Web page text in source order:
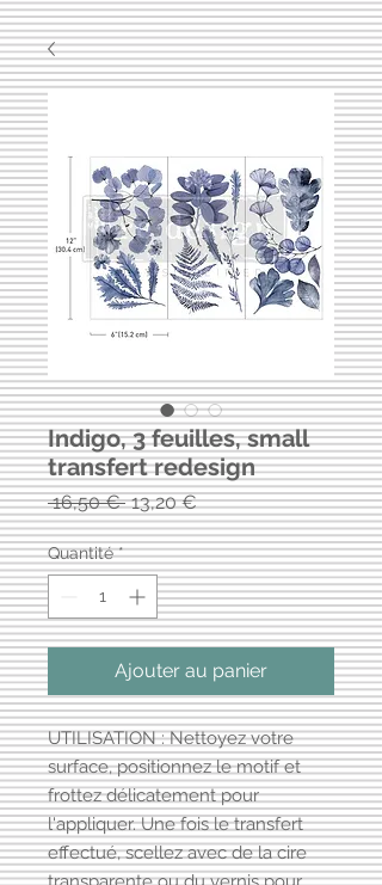
Indigo, 3 feuilles, small
transfert redesign
16,50 € Prix
original
13,20 €Prix
promotionnel
Quantité *
Ajouter au panier
UTILISATION : Nettoyez votre
surface, positionnez le motif et
frottez délicatement pour
l'appliquer. Une fois le transfert
effectué, scellez avec de la cire